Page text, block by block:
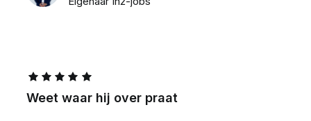
Weet waar hij over praat